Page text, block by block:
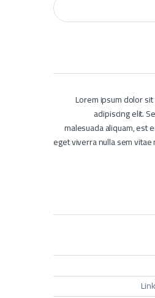
Lorem ipsum dolor
adipiscing elit.
malesuada aliquam, est
eget viverra nulla sem